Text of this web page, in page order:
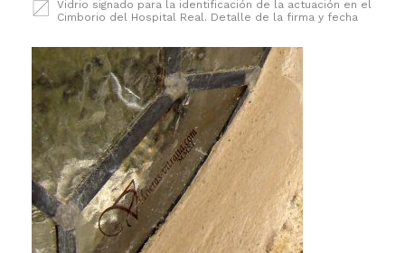
Vidrio signado para la identificación de la actuación en el
Cimborio del Hospital Real. Detalle de la firma y fecha